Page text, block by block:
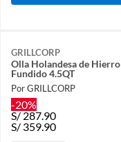
GRILLCORP
Olla Holandesa de Hierro
Fundido 4.5QT
Por GRILLCORP
-20%
S/ 287.90
S/ 359.90